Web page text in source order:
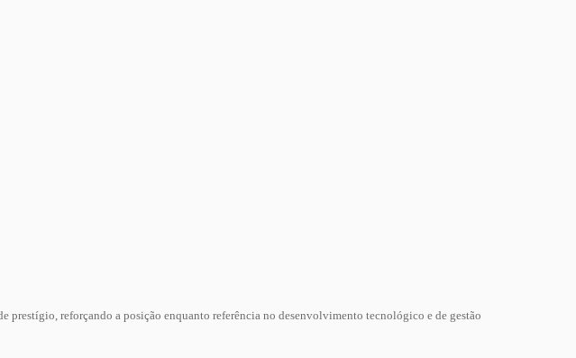
prestígio, reforçando a posição enquanto referência no desenvolvimento tecnológico e de gestão